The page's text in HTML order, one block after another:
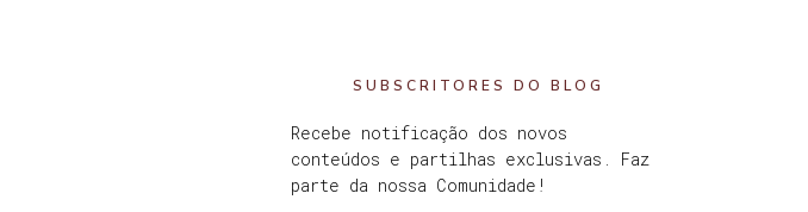
SUBSCRITORES DO BLOG
Recebe notificação dos novos
conteúdos e partilhas exclusivas. Faz
parte da nossa Comunidade!